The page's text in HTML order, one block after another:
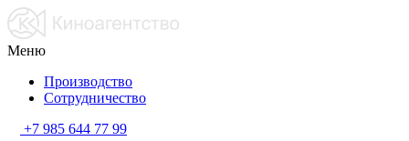
Меню
Производство
Сотрудничество
+7 985 644 77 99